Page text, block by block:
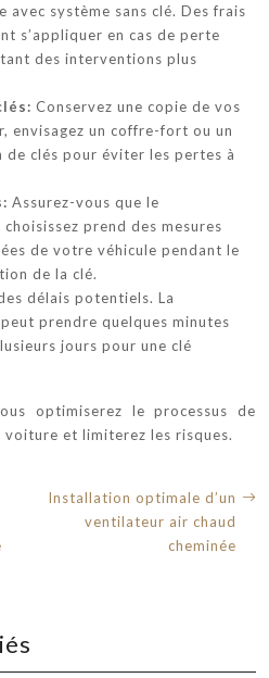
avec système sans clé. Des frais
s’appliquer en cas de perte
des interventions plus
Conservez une copie de vos
envisagez un coffre-fort ou un
de clés pour éviter les pertes à
Assurez-vous que le
prend des mesures
de votre véhicule pendant le
de la clé.
délais potentiels. La
prendre quelques minutes
jours pour une clé
optimiserez le processus de
et limiterez les risques.
Installation optimale d’un
ventilateur air chaud
cheminée